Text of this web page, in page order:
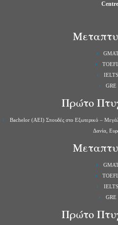
Centre
IELTS
GRE
Πρώτο
Bachelor (ΑΕΙ) Σπουδές στο Εξωτερικό –
Δανία,
IELTS
GRE
Πρώτο